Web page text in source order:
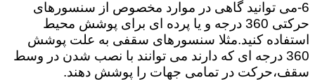
6-می توانید گاهی در موارد مخصوص از سنسورهای
حرکتی 360 درجه و یا پرده ای برای پوشش محیط
استفاده کنید.مثلا سنسورهای سقفی به علت پوشش
360 درجه ای که دارند می توانند با نصب شدن در وسط
سقف،حرکت در تمامی جهات را پوشش دهند.